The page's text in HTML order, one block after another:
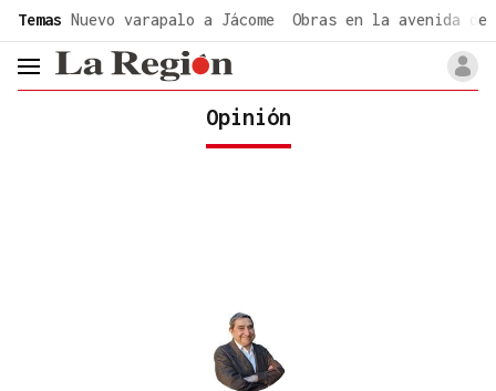
Temas Nuevo varapalo a Jácome Obras en la avenida de
header.menu.open
Opinión